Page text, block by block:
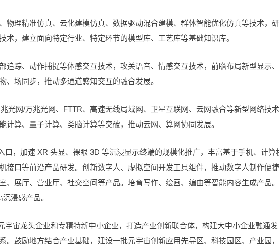
物理精准仿真、云化建模仿真、数据驱动混合建模、群体智能优化仿真等技术，
术，建立面向特定行业、特定环节的模型库、工艺库等基础知识库。
追踪、动作捕捉等体感交互技术，攻关语音、情感交互技术，前瞻布局新型显示
、场同步，推动多通道感知交互的融合发展。
光网/万兆光网、FTTR、高速无线局域网、卫星互联网、云网融合等新型网络技术
计算、量子计算、类脑计算等突破，推动云网、算网协同发展。
，加速 XR 头显、裸眼 3D 等沉浸显示终端的规模化推广，丰富基于手机、计算
接口等前沿产品研发。创新数字人、虚拟空间开发工具组件，推动数字人制作便捷
、展厅、营业厅、社交空间等产品。培育写作、绘画、编曲等智能内容生成产品
浸感产品。
宇宙龙头企业和专精特新中小企业，打造产业创新联合体，构建大中小企业融通发
。鼓励地方结合产业基础，建设一批元宇宙创新应用先导区、科技园区、产业园